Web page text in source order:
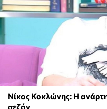
Νίκος Κοκλώνης: Η
σεζόν